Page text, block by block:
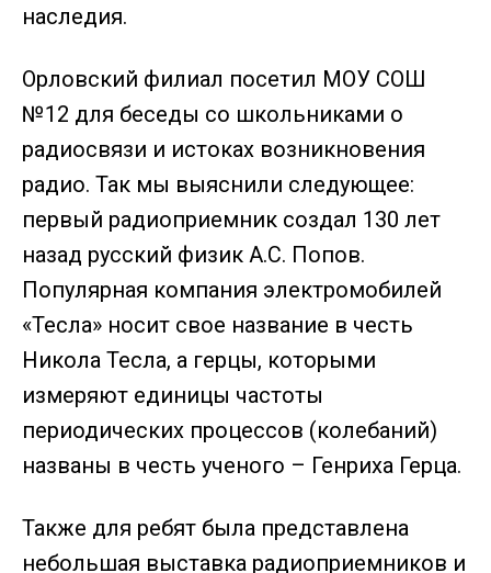
наследия.
Орловский филиал посетил МОУ СОШ
№12 для беседы со школьниками о
радиосвязи и истоках возникновения
радио. Так мы выяснили следующее:
первый радиоприемник создал 130 лет
назад русский физик А.С. Попов.
Популярная компания электромобилей
«Тесла» носит свое название в честь
Никола Тесла, а герцы, которыми
измеряют единицы частоты
периодических процессов (колебаний)
названы в честь ученого – Генриха Герца.
Также для ребят была представлена
небольшая выставка радиоприемников и